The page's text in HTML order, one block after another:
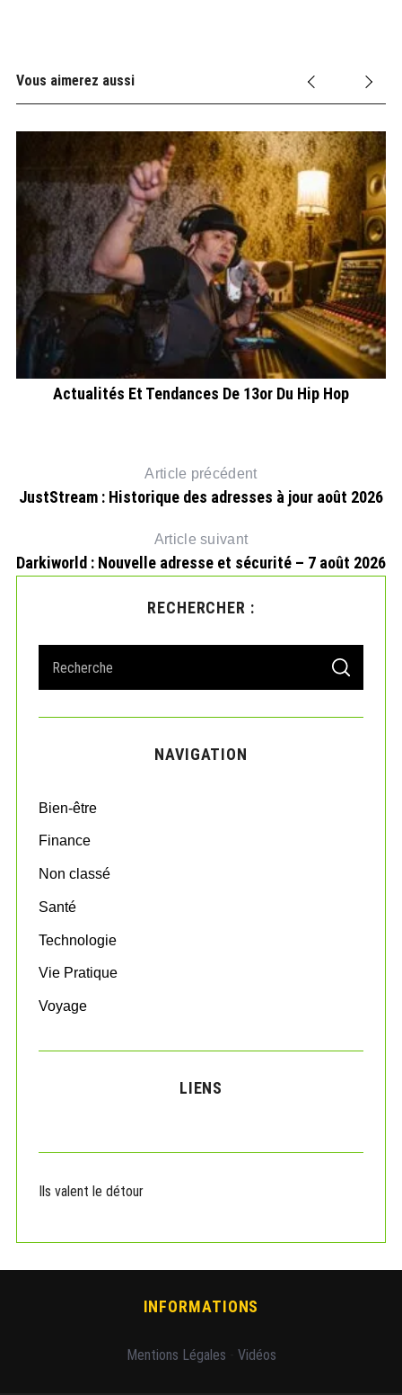
Vous aimerez aussi
Actualités Et Tendances De 13or Du Hip Hop
Article précédent
JustStream : Historique des adresses à jour août 2026
Article suivant
Darkiworld : Nouvelle adresse et sécurité – 7 août 2026
RECHERCHER :
a
r
o
:
S
A
C
NAVIGATION
Bien-être
Finance
Non classé
Santé
Technologie
Vie Pratique
Voyage
LIENS
Ils valent le détour
INFORMATIONS
Mentions Légales Vidéos